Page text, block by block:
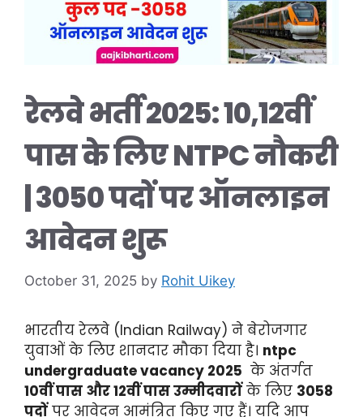
रेलवे भर्ती 2025: 10,12वीं
पास के लिए NTPC नौकरी
| 3050 पदों पर ऑनलाइन
आवेदन शुरू
October 31, 2025 by Rohit Uikey
भारतीय रेलवे (Indian Railway) ने बेरोजगार
युवाओं के लिए शानदार मौका दिया है। ntpc
undergraduate vacancy 2025 के अंतर्गत
10वीं पास और 12वीं पास उम्मीदवारों के लिए 3058
पदों पर आवेदन आमंत्रित किए गए हैं। यदि आप